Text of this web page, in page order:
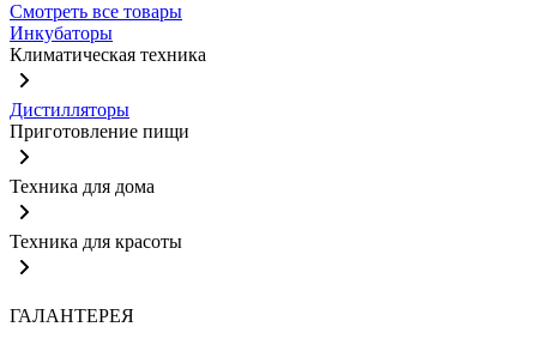
Смотреть все товары
Инкубаторы
Климатическая техника
Дистилляторы
Приготовление пищи
Техника для дома
Техника для красоты
ГАЛАНТЕРЕЯ